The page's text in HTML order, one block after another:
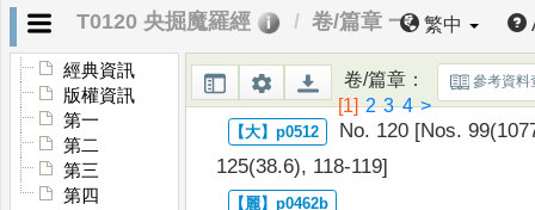
T0120 央掘魔羅經 卷/篇章 一 繁中
經典資訊
版權資訊
第一
第二
第三
第四
卷/篇章：
[1] 2 3 4 >
參考資料
No. 120 [Nos.
125(38.6), 118-119]